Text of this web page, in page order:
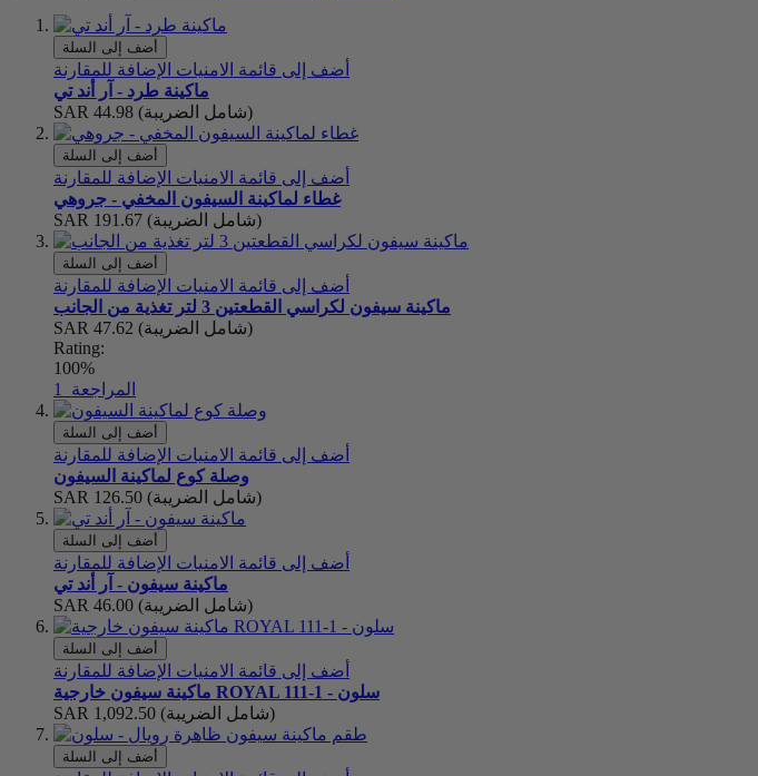
أضف إلى السلة
أضف إلى قائمة الامنيات الإضافة للمقارنة
ماكينة طرد - آر أند تي
SAR 44.98
(شامل الضريبة)
أضف إلى السلة
أضف إلى قائمة الامنيات الإضافة للمقارنة
غطاء لماكينة السيفون المخفي - جروهي
SAR 191.67
(شامل الضريبة)
أضف إلى السلة
أضف إلى قائمة الامنيات الإضافة للمقارنة
ماكينة سيفون لكراسي القطعتين 3 لتر تغذية من الجانب
SAR 47.62
(شامل الضريبة)
Rating:
100%
1 المراجعة
أضف إلى السلة
أضف إلى قائمة الامنيات الإضافة للمقارنة
وصلة كوع لماكينة السيفون
SAR 126.50
(شامل الضريبة)
أضف إلى السلة
أضف إلى قائمة الامنيات الإضافة للمقارنة
ماكينة سيفون - آر أند تي
SAR 46.00
(شامل الضريبة)
أضف إلى السلة
أضف إلى قائمة الامنيات الإضافة للمقارنة
ماكينة سيفون خارجية ROYAL 111-1 - سلون
SAR 1,092.50
(شامل الضريبة)
أضف إلى السلة